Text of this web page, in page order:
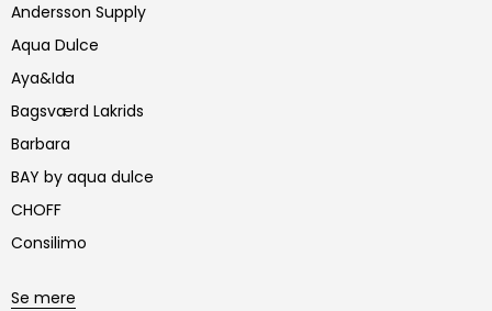
Andersson Supply
Aqua Dulce
Aya&Ida
Bagsværd Lakrids
Barbara
BAY by aqua dulce
CHOFF
Consilimo
Se mere